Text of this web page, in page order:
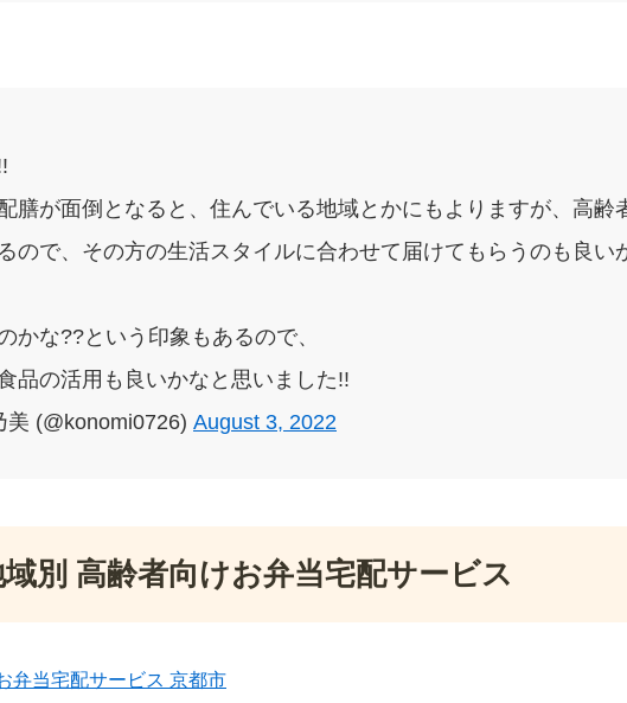
膳が面倒となると、住んでいる地域とかにもよりますが、高齢
ので、その方の生活スタイルに合わせて届けてもらうのも良い
かな??という印象もあるので、
品の活用も良いかなと思いました!!
(@konomi0726) August 3, 2022
別 高齢者向けお弁当宅配サービス
弁当宅配サービス 京都市